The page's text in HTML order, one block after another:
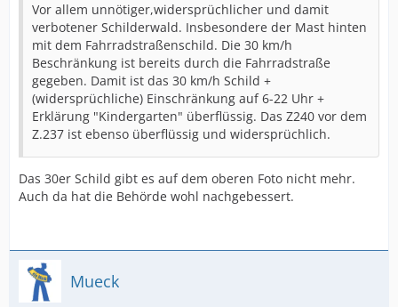
Vor allem unnötiger,widersprüchlicher und damit
verbotener Schilderwald. Insbesondere der Mast hinten
mit dem Fahrradstraßenschild. Die 30 km/h
Beschränkung ist bereits durch die Fahrradstraße
gegeben. Damit ist das 30 km/h Schild +
(widersprüchliche) Einschränkung auf 6-22 Uhr +
Erklärung "Kindergarten" überflüssig. Das Z240 vor dem
Z.237 ist ebenso überflüssig und widersprüchlich.
Das 30er Schild gibt es auf dem oberen Foto nicht mehr.
Auch da hat die Behörde wohl nachgebessert.
Mueck